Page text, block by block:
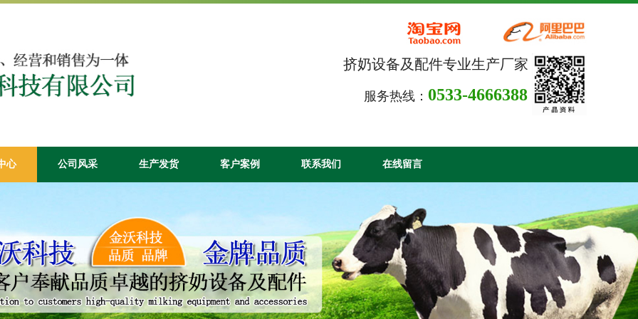
挤奶设备及配件专业生产厂家
服务热线： 0533-4666388
心 公司风采 生产发货 客户案例 联系我们 在线留言